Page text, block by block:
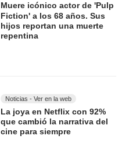
Muere icónico actor de 'Pulp
Fiction' a los 68 años. Sus
hijos reportan una muerte
repentina
Noticias - Ver en la web
La joya en Netflix con 92%
que cambió la narrativa del
cine para siempre